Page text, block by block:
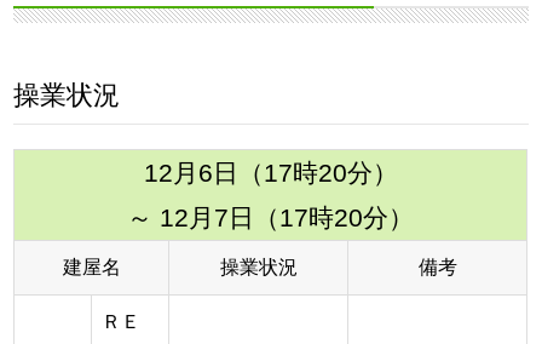
操業状況
12月6日（17時20分）
～ 12月7日（17時20分）
建屋名 操業状況 備考
ＲＥ